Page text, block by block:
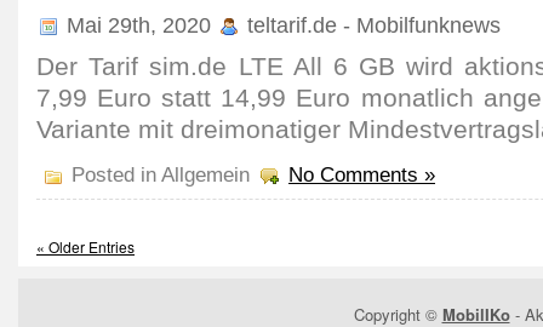
Mai 29th, 2020 teltarif.de - Mobilfunknews
Der Tarif sim.de LTE All 6 GB wird
7,99 Euro statt 14,99 Euro monat­lich
Vari­ante mit drei­mo­na­tiger
Posted in Allgemein No Comments »
« Older Entries
Copyright © MobilIKo-